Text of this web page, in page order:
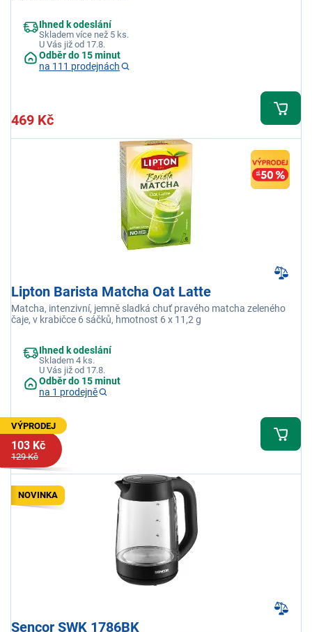
Ihned k odeslání
Skladem více než 5 ks.
U Vás již od 17.8.
Odběr do 15 minut
na 111 prodejnách
469 Kč
Lipton Barista Matcha Oat Latte
Matcha, intenzivní, jemně sladká chuť pravého matcha zeleného
čaje, v krabičce 6 sáčků, hmotnost 6 x 11,2 g
Ihned k odeslání
Skladem 4 ks.
U Vás již od 17.8.
Odběr do 15 minut
na 1 prodejně
VÝPRODEJ
103 Kč
129 Kč
NOVINKA
Sencor SWK 1786BK